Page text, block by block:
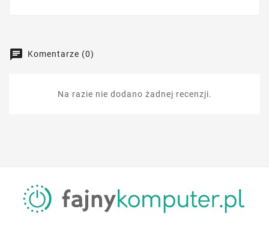
Komentarze (0)
Na razie nie dodano żadnej recenzji.